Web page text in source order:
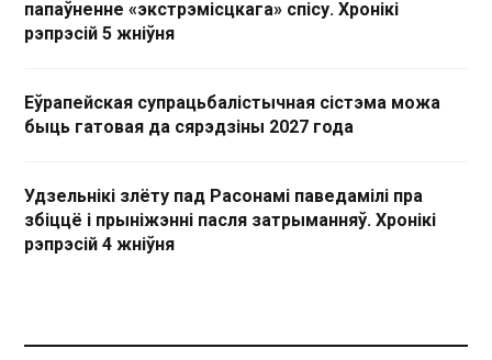
папаўненне «экстрэмісцкага» спісу. Хронікі
рэпрэсій 5 жніўня
Еўрапейская супрацьбалістычная сістэма можа
быць гатовая да сярэдзіны 2027 года
Удзельнікі злёту пад Расонамі паведамілі пра
збіццё і прыніжэнні пасля затрыманняў. Хронікі
рэпрэсій 4 жніўня